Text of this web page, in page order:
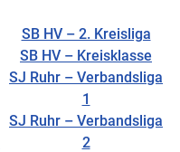
SB HV – 2. Kreisliga
SB HV – Kreisklasse
SJ Ruhr – Verbandsliga
1
SJ Ruhr – Verbandsliga
2